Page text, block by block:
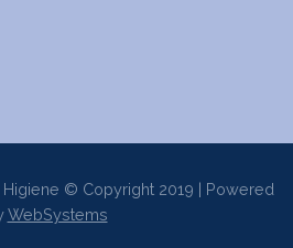
© Copyright 2019 | Powered
WebSystems